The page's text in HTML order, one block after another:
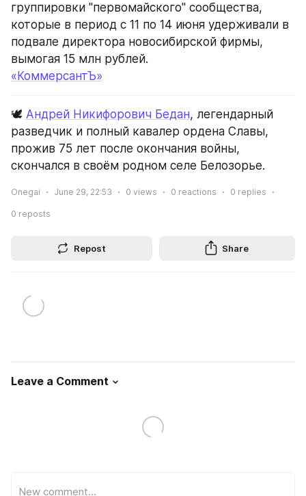
группировки "первомайского" сообщества,
которые в период с 11 по 14 июня удерживали в
подвале директора новосибирской фирмы,
вымогая 15 млн рублей.
«КоммерсантЪ»
🕊️ Андрей Никифорович Бедан, легендарный
разведчик и полный кавалер ордена Славы,
прожив 75 лет после окончания войны,
скончался в своём родном селе Белозорье.
Onegai June 29, 22:53 0 views 0 reactions 0 replies
0 reposts
Repost Share
Leave a Comment